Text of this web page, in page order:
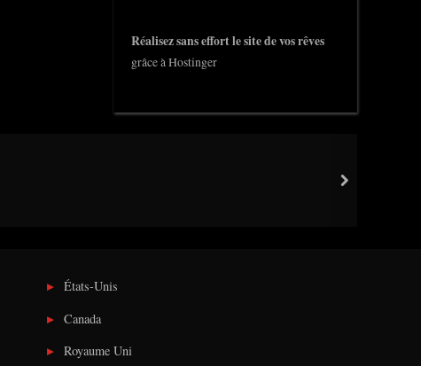
Réalisez sans effort le site de vos rêves
grâce à Hostinger
next
États-Unis
Canada
Royaume Uni